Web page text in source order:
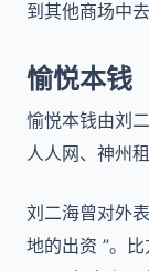
到其他商场中
愉悦本钱
愉悦本钱由刘
人人网、神州
刘二海曾对外
地的出资 ”。